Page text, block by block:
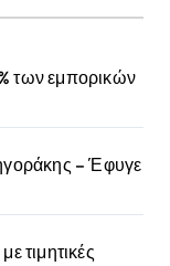
των εμπορικών
– Έφυγε
τιμητικές